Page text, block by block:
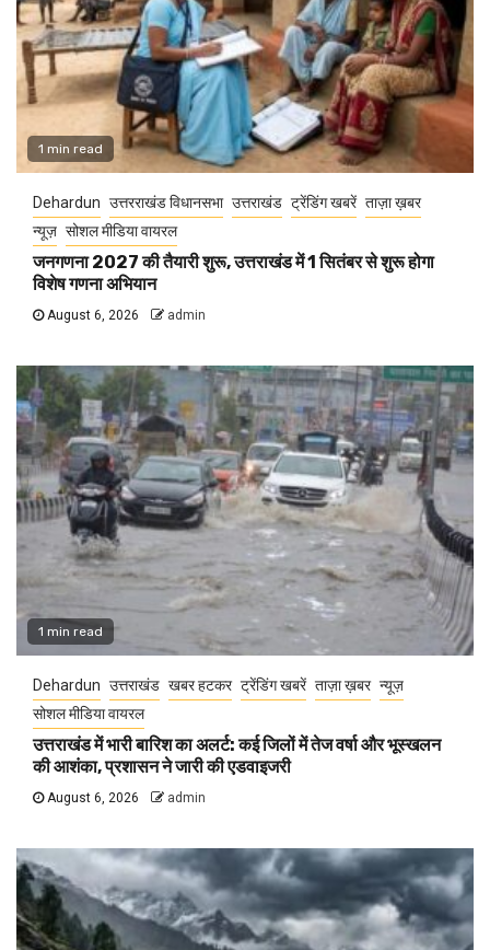
1 min read
Dehardun उत्तरराखंड विधानसभा उत्तराखंड ट्रेंडिंग खबरें ताज़ा ख़बर
न्यूज़ सोशल मीडिया वायरल
जनगणना 2027 की तैयारी शुरू, उत्तराखंड में 1 सितंबर से शुरू होगा
विशेष गणना अभियान
August 6, 2026 admin
1 min read
Dehardun उत्तराखंड खबर हटकर ट्रेंडिंग खबरें ताज़ा ख़बर न्यूज़
सोशल मीडिया वायरल
उत्तराखंड में भारी बारिश का अलर्ट: कई जिलों में तेज वर्षा और भूस्खलन
की आशंका, प्रशासन ने जारी की एडवाइजरी
August 6, 2026 admin